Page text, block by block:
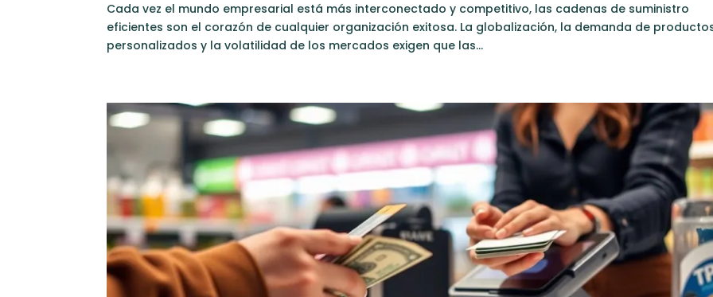
Cada vez el mundo empresarial está más interconectado y competitivo, las cadenas de suministro
eficientes son el corazón de cualquier organización exitosa. La globalización, la demanda de
personalizados y la volatilidad de los mercados exigen que las...